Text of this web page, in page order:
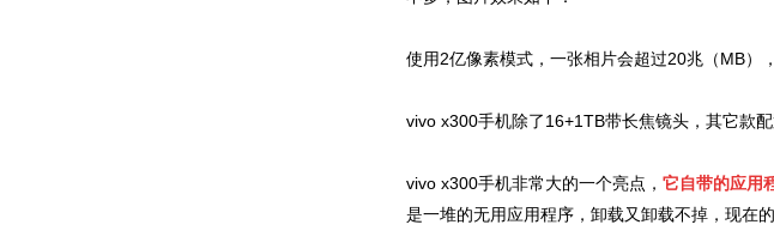
使用2亿像素模式，一张相片会超过20兆（MB）
vivo x300手机除了16+1TB带长焦镜头，其它款配
vivo x300手机非常大的一个亮点， 它自带的应用
是一堆的无用应用程序，卸载又卸载不掉，现在